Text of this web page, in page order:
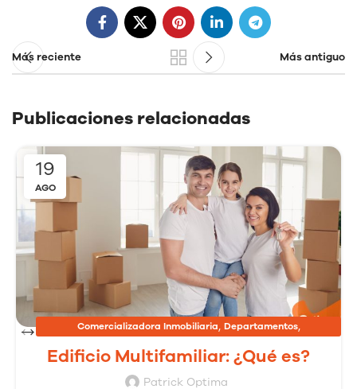
Más reciente Más antiguo
Publicaciones relacionadas
19
AGO
Comercializadora Inmobiliaria, Departamentos,
Inmobiliarias , Proyectos Inmobiliarios
Edificio Multifamiliar: ¿Qué es?
Patrick Optima